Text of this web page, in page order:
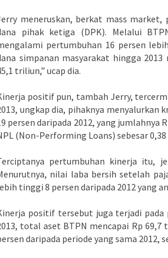
meneruskan, berkat mass
pihak ketiga (DPK). Melalui
pertumbuhan 16 persen
simpanan masyarakat hingga
triliun,” ucap dia.
positif pun, tambah Jerry,
ungkap dia, pihaknya
persen daripada 2012, yang
(Non-Performing Loans) sebesar
pertumbuhan kinerja itu,
nilai laba bersih setelah
tinggi 8 persen daripada 2012 yang
positif tersebut juga terjadi pada
total aset BTPN mencapai Rp
daripada periode yang sama 2012,